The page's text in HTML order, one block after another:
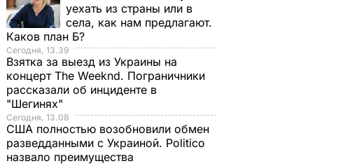
уехать из страны или в
села, как нам предлагают.
Каков план Б?
Сегодня, 13.39
Взятка за выезд из Украины на
концерт The Weeknd. Пограничники
рассказали об инциденте в
"Шегинях"
Сегодня, 13.08
США полностью возобновили обмен
разведданными с Украиной. Politico
назвало преимущества